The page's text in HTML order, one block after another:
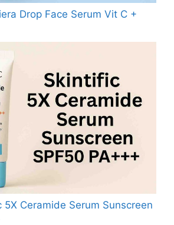
Drop Face Serum Vit C +
5X Ceramide Serum Sunscreen